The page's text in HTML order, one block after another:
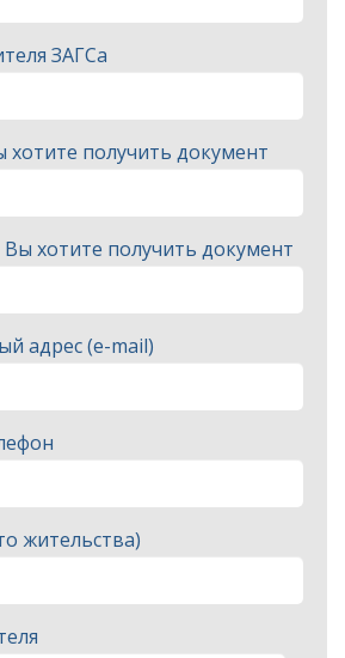
ЗАГСа
хотите получить документ
хотите получить документ
адрес (e-mail)
жительства)